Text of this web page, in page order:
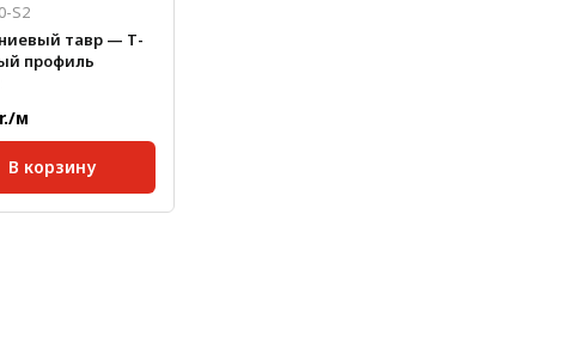
S2
тавр — Т-
профиль
м
В корзину
длина,